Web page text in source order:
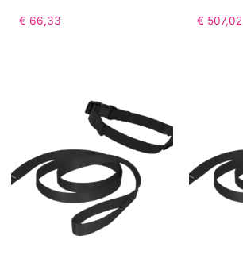
€ 66,33 € 507,02